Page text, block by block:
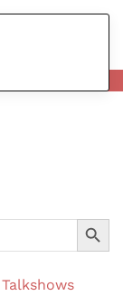
Talkshows